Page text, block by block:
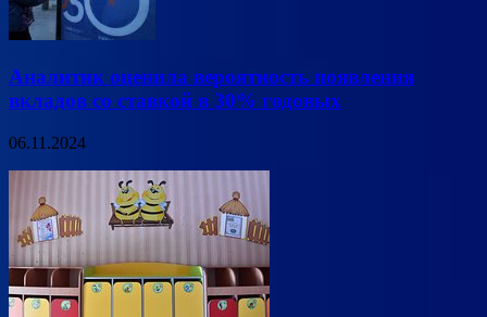
Аналитик оценила вероятность появления
вкладов со ставкой в 30% годовых
06.11.2024